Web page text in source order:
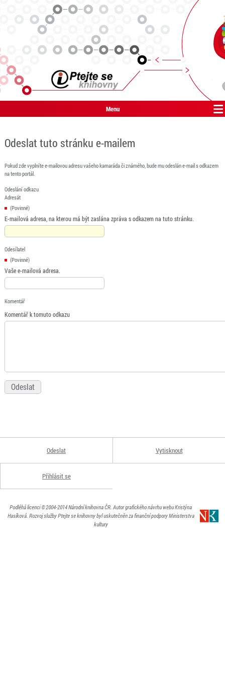
Menu
Odeslat tuto stránku e-mailem
Pokud zde vyplníte e-mailovou adresu vašeho kamaráda či známého, bude mu odeslán e-mail s odkazem
na tento portál.
Odeslání odkazu
Adresát
(Povinné)
E-mailová adresa, na kterou má být zaslána zpráva s odkazem na tuto stránku.
Odesílatel
(Povinné)
Vaše e-mailová adresa.
Komentář
Komentář k tomuto odkazu
Odeslat Vytisknout
Přihlásit se
Podléhá licenci© 2004-2014Národní knihovna ČR. Autor grafického návrhu webu Kristýna
Hasíková. Rozvoj služby Ptejte se knihovny byl uskutečněn za finanční podpory Ministerstva
kultury